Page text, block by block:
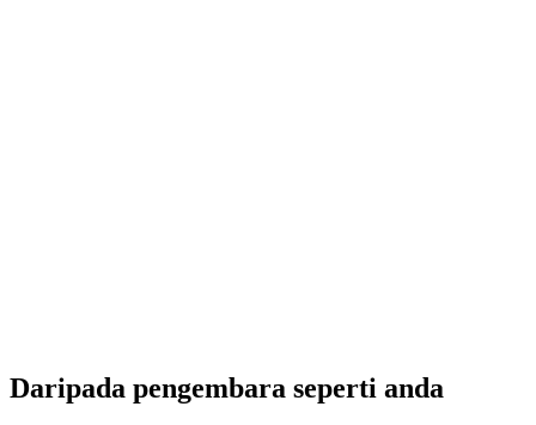
Daripada pengembara seperti anda